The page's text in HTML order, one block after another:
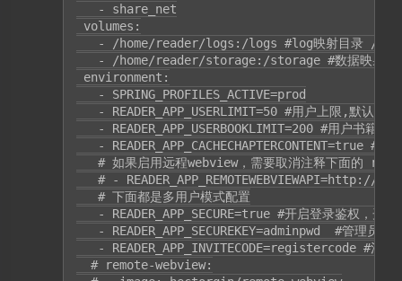
   - share_net
volumes:
- /home/reader/logs:/logs #log映射目录 /
- /home/reader/storage:/storage #数据映射目
environment:
   - SPRING_PROFILES_ACTIVE=prod
   - READER_APP_USERLIMIT=50 #用户上限,默认50
- READER_APP_USERBOOKLIMIT=200 #用户书籍上
- READER_APP_CACHECHAPTERCONTENT=true #开启
# 如果启用远程webview，需要取消注释下面的
# - READER_APP_REMOTEWEBVIEWAPI=http://
   # 下面都是多用户模式配置
- READER_APP_SECURE=true #开启登录鉴权，开启
- READER_APP_SECUREKEY=adminpwd  #管理员密
- READER_APP_INVITECODE=registercode #注册邀
  # remote-webview: